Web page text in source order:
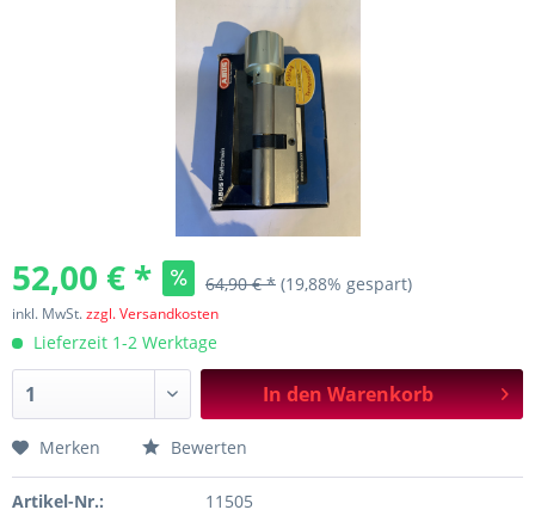
52,00 € * 64,90 € * (19,88% gespart)
inkl. MwSt.zzgl. Versandkosten
Lieferzeit 1-2 Werktage
In denWarenkorb
Merken Bewerten
Artikel-Nr.: 11505